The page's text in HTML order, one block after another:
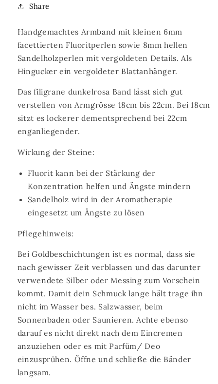
Share
Handgemachtes Armband mit kleinen 6mm
facettierten Fluoritperlen sowie 8mm hellen
Sandelholzperlen mit vergoldeten Details. Als
Hingucker ein vergoldeter Blattanhänger.
Das filigrane dunkelrosa Band lässt sich gut
verstellen von Armgrösse 18cm bis 22cm. Bei 18cm
sitzt es lockerer dementsprechend bei 22cm
enganliegender.
Wirkung der Steine:
Fluorit kann bei der Stärkung der
Konzentration helfen und Ängste mindern
Sandelholz wird in der Aromatherapie
eingesetzt um Ängste zu lösen
Pflegehinweis:
Bei Goldbeschichtungen ist es normal, dass sie
nach gewisser Zeit verblassen und das darunter
verwendete Silber oder Messing zum Vorschein
kommt. Damit dein Schmuck lange hält trage ihn
nicht im Wasser bes. Salzwasser, beim
Sonnenbaden oder Saunieren. Achte ebenso
darauf es nicht direkt nach dem Eincremen
anzuziehen oder es mit Parfüm/ Deo
einzusprühen. Öffne und schließe die Bänder
langsam.